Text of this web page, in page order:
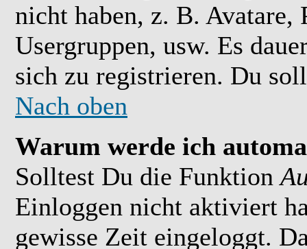
nicht haben, z. B.
Usergruppen, usw. Es
sich zu registrieren. Du
Nach oben
Warum werde ich
Solltest Du die Funktion
Einloggen nicht aktiviert
gewisse Zeit eingeloggt.